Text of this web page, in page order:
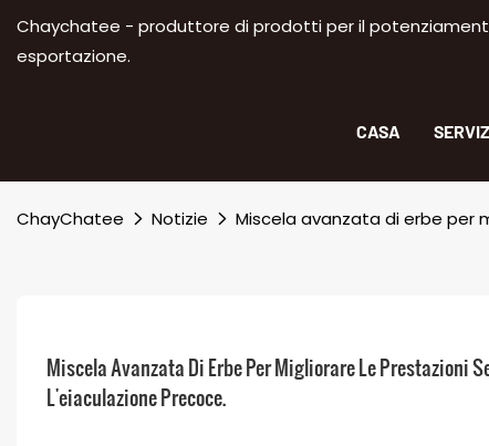
Chaychatee - produttore di prodotti per il
esportazione.
CASA
ChayChatee Notizie Miscela avanzata di erbe per
Miscela Avanzata Di Erbe Per Migliorare Le Prestazioni
L'eiaculazione Precoce.